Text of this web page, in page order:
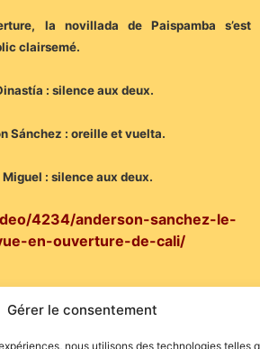
Gérer le consentement
nous utilisons des technologies telles
la novillada de Paispamba s’est
clairsemé.
: silence aux deux.
Sánchez : oreille et vuelta.
Miguel : silence aux deux.
4234/anderson-sanchez-le-
en-ouverture-de-cali/